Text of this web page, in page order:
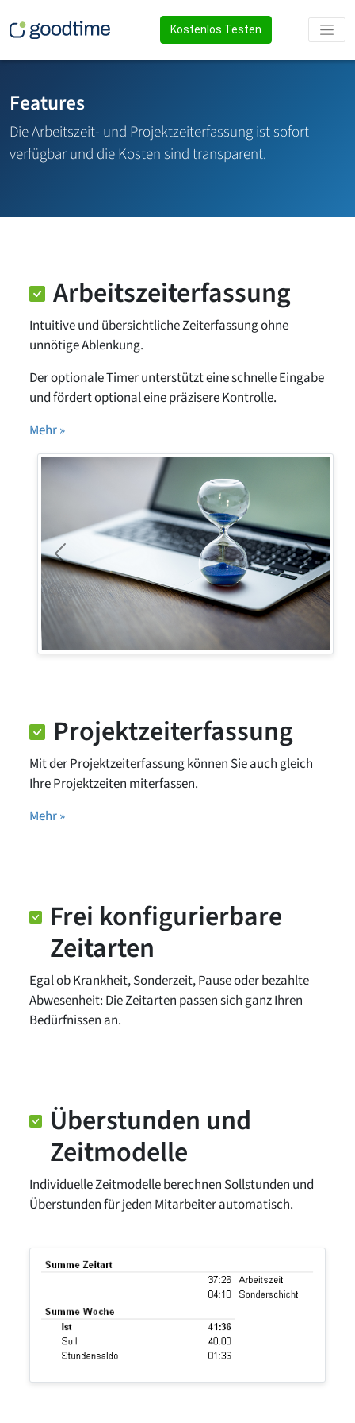
Kostenlos Testen
Features
Die Arbeitszeit- und Projektzeiterfassung ist sofort
verfügbar und die Kosten sind transparent.
Arbeitszeiterfassung
Intuitive und übersichtliche Zeiterfassung ohne
unnötige Ablenkung.
Der optionale Timer unterstützt eine schnelle Eingabe
und fördert optional eine präzisere Kontrolle.
Mehr »
Previous Next
Projektzeiterfassung
Mit der Projektzeiterfassung können Sie auch gleich
Ihre Projektzeiten miterfassen.
Mehr »
Frei konfigurierbare
Zeitarten
Egal ob Krankheit, Sonderzeit, Pause oder bezahlte
Abwesenheit: Die Zeitarten passen sich ganz Ihren
Bedürfnissen an.
Überstunden und
Zeitmodelle
Individuelle Zeitmodelle berechnen Sollstunden und
Überstunden für jeden Mitarbeiter automatisch.